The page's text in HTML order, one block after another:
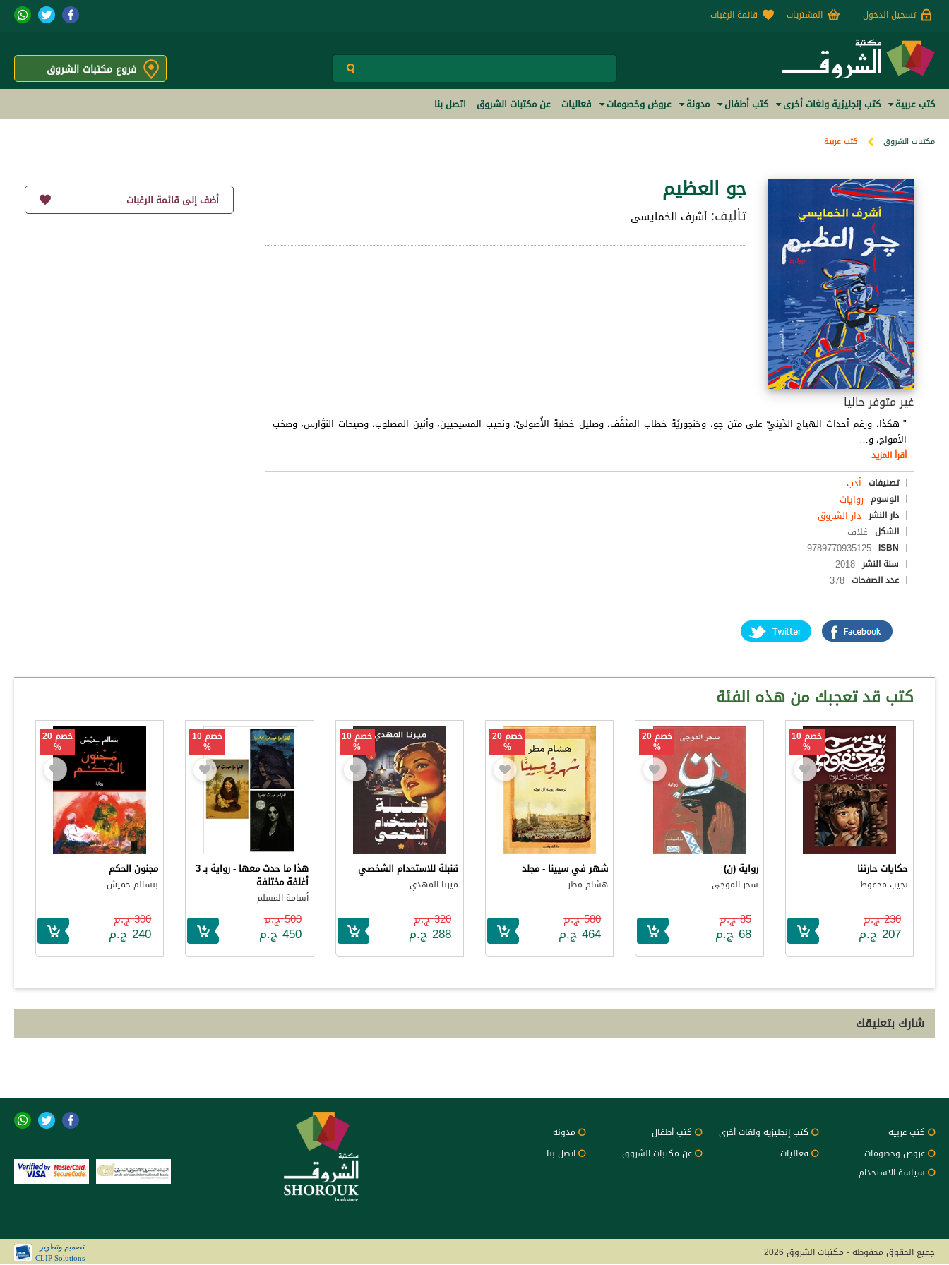
تسجيل الدخول المشتريات قائمة الرغبات
فروع مكتبات الشروق
كتب عربية كتب إنجليزية ولغات أخرى كتب أطفال مدونة عروض وخصومات فعاليات عن مكتبات الشروق اتصل بنا
مكتبات الشروق كتب عربية
جو العظيم
تأليف: أشرف الخمايسى
غير متوفر حاليا
" هكذا، ورغم أحداث الهياج الدِّينيِّ على متن چو، وحَنجوريًة خطاب المثقَّف، وصليل خطبة الأُصولىِّ، ونحيب المسيحيين، وأنين المصلوب، وصيحات النوَّارس، وصخب
الأمواج، و…
أقرأ المزيد
تصنيفات أدب
الوسوم روايات
دار النشر دار الشروق
الشكل غلاف
ISBN
9789770935125
سنة النشر 2018
عدد الصفحات 378
أضف إلى قائمة الرغبات
كتب قد تعجبك من هذه الفئة
خصم 10
%
حكايات حارتنا
نجيب محفوظ
230 ج.م
207 ج.م
خصم 20
%
رواية (ن)
سحر الموجى
85 ج.م
68 ج.م
خصم 20
%
شهر في سيينا - مجلد
هشام مطر
580 ج.م
464 ج.م
خصم 10
%
قنبلة للاستحدام الشخصي
ميرنا المهدي
320 ج.م
288 ج.م
خصم 10
%
هذا ما حدث معها - رواية بـ 3
أغلفة مختلفة
أسامة المسلم
500 ج.م
450 ج.م
خصم 20
%
مجنون الحكم
بنسالم حميش
300 ج.م
240 ج.م
شارك بتعليقك
كتب عربية كتب إنجليزية ولغات أخرى كتب أطفال
مدونة
عروض وخصومات
فعاليات عن مكتبات الشروق
اتصل بنا
سياسة الاستخدام
جميع الحقوق محفوظة - مكتبات الشروق 2026
تصميم وتطوير
CLIP Solutions